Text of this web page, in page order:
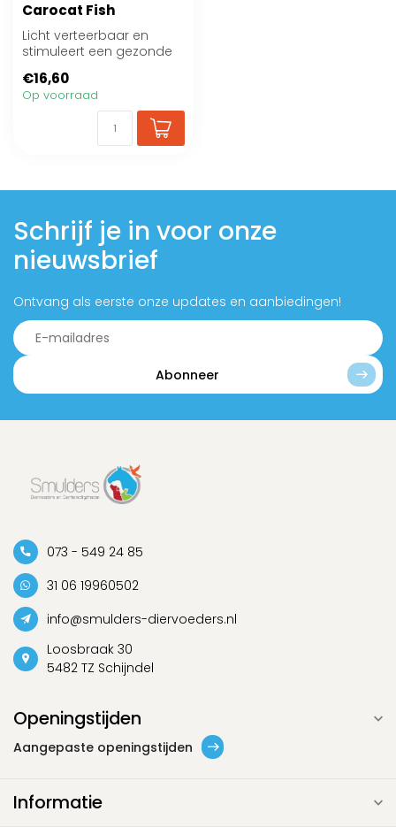
Carocat Fish
Licht verteerbaar en
stimuleert een gezonde
€16,60
Op voorraad
Schrijf je in voor onze
nieuwsbrief
Ontvang als eerste onze updates en aanbiedingen!
Abonneer
073 - 549 24 85
31 06 19960502
info@smulders-diervoeders.nl
Loosbraak 30
5482 TZ Schijndel
Openingstijden
Aangepaste openingstijden
Informatie